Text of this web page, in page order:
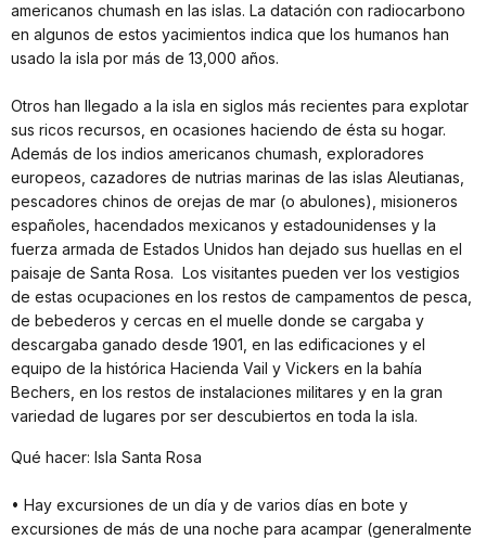
americanos chumash en las islas. La datación con radiocarbono
en algunos de estos yacimientos indica que los humanos han
usado la isla por más de 13,000 años.
Otros han llegado a la isla en siglos más recientes para explotar
sus ricos recursos, en ocasiones haciendo de ésta su hogar.
Además de los indios americanos chumash, exploradores
europeos, cazadores de nutrias marinas de las islas Aleutianas,
pescadores chinos de orejas de mar (o abulones), misioneros
españoles, hacendados mexicanos y estadounidenses y la
fuerza armada de Estados Unidos han dejado sus huellas en el
paisaje de Santa Rosa. Los visitantes pueden ver los vestigios
de estas ocupaciones en los restos de campamentos de pesca,
de bebederos y cercas en el muelle donde se cargaba y
descargaba ganado desde 1901, en las edificaciones y el
equipo de la histórica Hacienda Vail y Vickers en la bahía
Bechers, en los restos de instalaciones militares y en la gran
variedad de lugares por ser descubiertos en toda la isla.
Qué hacer: Isla Santa Rosa
• Hay excursiones de un día y de varios días en bote y
excursiones de más de una noche para acampar (generalmente